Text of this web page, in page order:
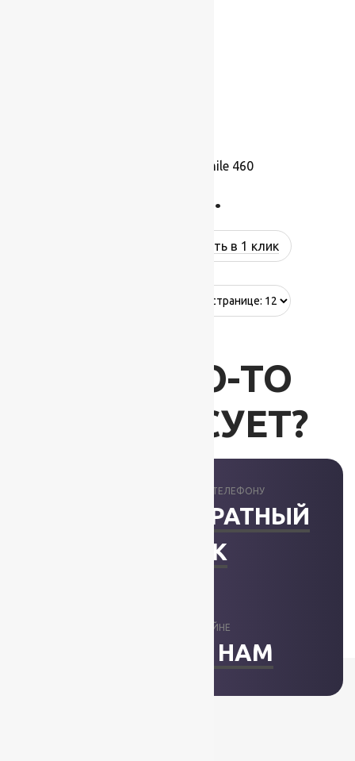
Ковролин Balta Smile 460
руб.
Купить в 1 клик
ВАС ЧТО-ТО
ИНТЕРЕСУЕТ?
ПРОКОНСУЛЬТИРУЕМ ПО ТЕЛЕФОНУ
ЗАКАЗАТЬ ОБРАТНЫЙ
ЗВОНОК
ОТВЕТИМ В ОНЛАЙНЕ
НАПИСАТЬ НАМ